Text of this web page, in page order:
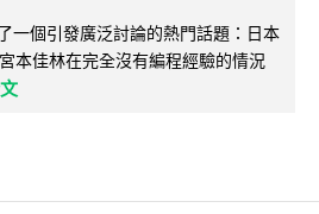
一個引發廣泛討論的熱門話題：日本
本佳林在完全沒有編程經驗的情況